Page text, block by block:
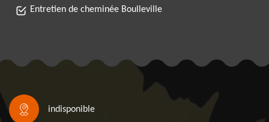
Entretien de cheminée Boulleville
indisponible